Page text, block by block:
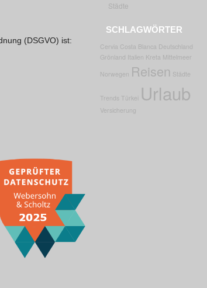
(DSGVO) ist:
Städte
SCHLAGWÖRTER
Cervia Costa Blanca Deutschland
Grönland Italien Kreta Mittelmeer
Norwegen Reisen Städte
Trends Türkei Urlaub
Versicherung